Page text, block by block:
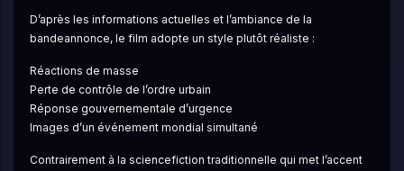
D’après les informations actuelles et l’ambiance de la
bandeannonce, le film adopte un style plutôt réaliste :
Réactions de masse
Perte de contrôle de l’ordre urbain
Réponse gouvernementale d’urgence
Images d’un événement mondial simultané
Contrairement à la sciencefiction traditionnelle qui met l’accent